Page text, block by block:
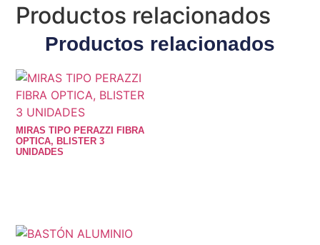
Productos relacionados
Productos relacionados
MIRAS TIPO PERAZZI FIBRA
OPTICA, BLISTER 3
UNIDADES